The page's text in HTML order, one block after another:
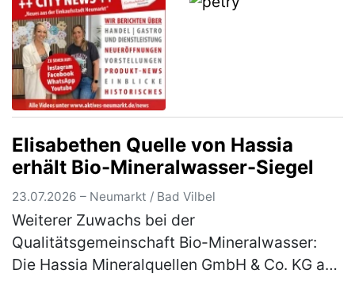
Elisabethen Quelle von Hassia
erhält Bio-Mineralwasser-Siegel
23.07.2026 – Neumarkt / Bad Vilbel
Weiterer Zuwachs bei der
Qualitätsgemeinschaft Bio-Mineralwasser:
Die Hassia Mineralquellen GmbH & Co. KG aus